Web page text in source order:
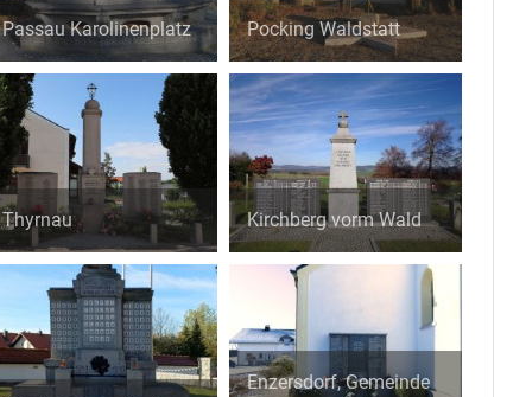
Passau Karolinenplatz Pocking Waldstatt
Thyrnau Kirchberg vorm Wald
Enzersdorf, Gemeinde